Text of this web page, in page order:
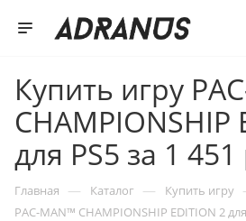
Купить игру
CHAMPIONSHIP
для PS5 за 1 451
Главная — Каталог — Купить игру
PAC-MAN™ CHAMPIONSHIP EDITION 2